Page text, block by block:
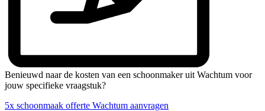
Benieuwd naar de kosten van een schoonmaker uit Wachtum voor
jouw specifieke vraagstuk?
5x schoonmaak offerte Wachtum aanvragen